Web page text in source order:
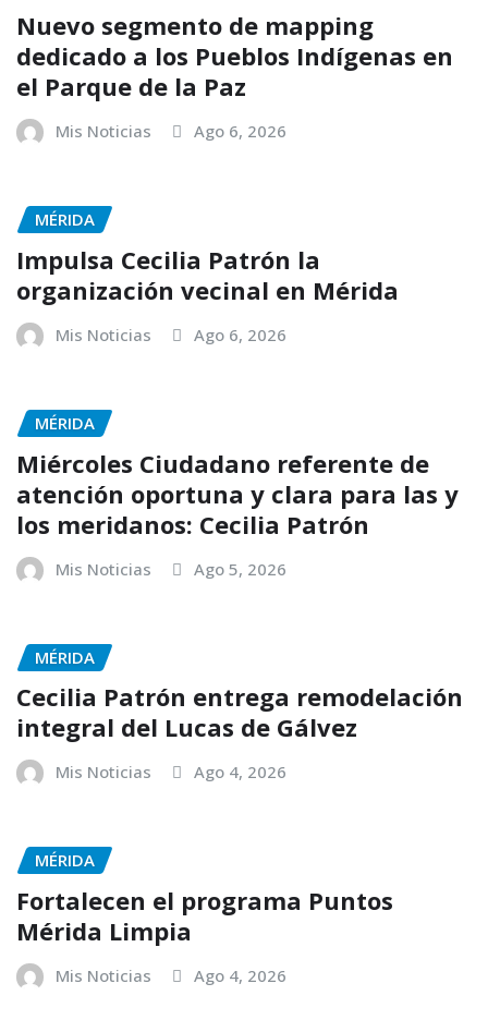
Nuevo segmento de mapping
dedicado a los Pueblos Indígenas en
el Parque de la Paz
Mis Noticias Ago 6, 2026
MÉRIDA
Impulsa Cecilia Patrón la
organización vecinal en Mérida
Mis Noticias Ago 6, 2026
MÉRIDA
Miércoles Ciudadano referente de
atención oportuna y clara para las y
los meridanos: Cecilia Patrón
Mis Noticias Ago 5, 2026
MÉRIDA
Cecilia Patrón entrega remodelación
integral del Lucas de Gálvez
Mis Noticias Ago 4, 2026
MÉRIDA
Fortalecen el programa Puntos
Mérida Limpia
Mis Noticias Ago 4, 2026